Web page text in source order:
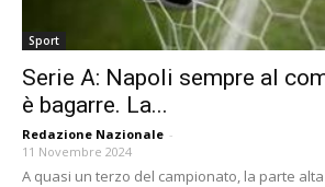
Sport
Serie A: Napoli sempre al
è bagarre. La...
Redazione Nazionale -
11 Novembre 2024
A quasi un terzo del campionato, la parte